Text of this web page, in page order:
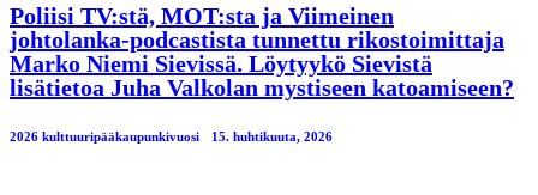
Poliisi TV:stä, MOT:sta ja Viimeinen
johtolanka-podcastista tunnettu rikostoimittaja
Marko Niemi Sievissä. Löytyykö Sievistä
lisätietoa Juha Valkolan mystiseen katoamiseen?
2026 kulttuuripääkaupunkivuosi 15. huhtikuuta, 2026